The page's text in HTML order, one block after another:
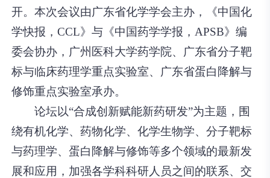
开。本次会议由广东省化学学会主办，《中国化
学快报，CCL》与《中国药学学报，APSB》编
委会协办，广州医科大学药学院、广东省分子靶
标与临床药理学重点实验室、广东省蛋白降解与
修饰重点实验室承办。
论坛以“合成创新赋能新药研发”为主题，围
绕有机化学、药物化学、化学生物学、分子靶标
与药理学、蛋白降解与修饰等多个领域的最新发
展和应用，加强各学科科研人员之间的联系、交